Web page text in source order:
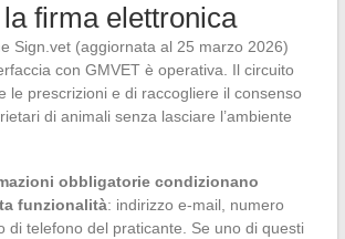
firma elettronica
Sign.vet (aggiornata al 25 marzo 2026)
con GMVET è operativa. Il circuito
le prescrizioni e di raccogliere il consenso
di animali senza lasciare l’ambiente
obbligatorie condizionano
funzionalità: indirizzo e-mail, numero
di telefono del praticante. Se uno di questi